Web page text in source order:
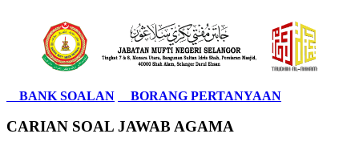
BANK SOALAN BORANG PERTANYAAN
CARIAN SOAL JAWAB AGAMA